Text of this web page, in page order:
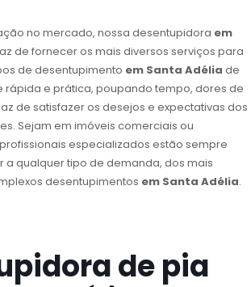
no mercado, nossa desentupidora em
de fornecer os mais diversos serviços para
de desentupimento em Santa Adélia de
rápida e prática, poupando tempo, dores de
de satisfazer os desejos e expectativas dos
Sejam em imóveis comerciais ou
especializados estão sempre
a qualquer tipo de demanda, dos mais
desentupimentos em Santa Adélia.
de pia